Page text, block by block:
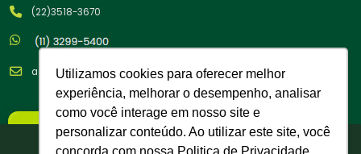
Utilizamos cookies para oferecer melhor
experiência, melhorar o desempenho, analisar
como você interage em nosso site e
personalizar conteúdo. Ao utilizar este site, você
concorda com nossa Politica de Privacidade.
(22)3518-3670
acrocabo@acrocabo.com.br
×
Nova Política Comercial